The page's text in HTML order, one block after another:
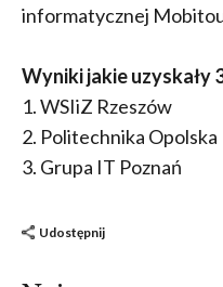
informatycznej
Wyniki jakie uzyskały
1. WSIiZ Rzeszów
2. Politechnika
3. Grupa IT Poznań
Udostępnij